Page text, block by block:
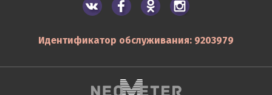
Идентификатор обслуживания: 9203979